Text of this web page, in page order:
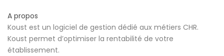
A propos
Koust est un logiciel de gestion dédié aux métiers CHR.
Koust permet d’optimiser la rentabilité de votre
établissement.